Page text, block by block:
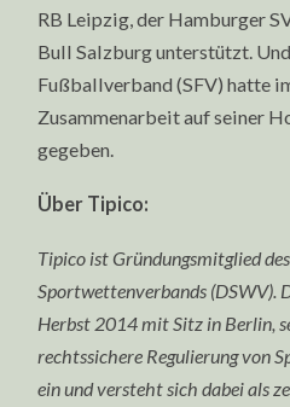
RB Leipzig, der Hamburger
Bull Salzburg unterstützt.
Fußballverband (SFV) hatte
Zusammenarbeit auf seiner
gegeben.
Über Tipico:
Tipico ist Gründungsmitglied
Sportwettenverbands (DSWV).
Herbst 2014 mit Sitz in Berlin,
rechtssichere Regulierung von
ein und versteht sich dabei als